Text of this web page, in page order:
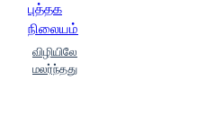
புத்தக
நிலையம்
விழியிலே
மலர்ந்தது